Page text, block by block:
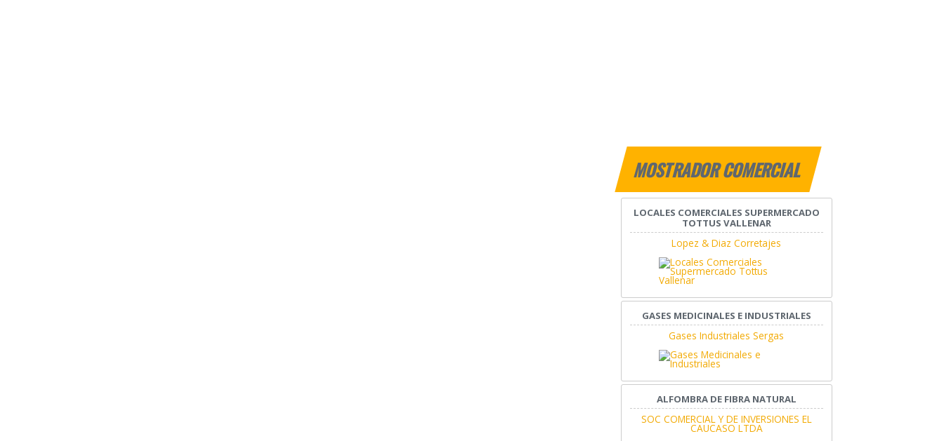
MOSTRADOR COMERCIAL
LOCALES COMERCIALES SUPERMERCADO
TOTTUS VALLENAR
Lopez & Diaz Corretajes
GASES MEDICINALES E INDUSTRIALES
Gases Industriales Sergas
ALFOMBRA DE FIBRA NATURAL
SOC COMERCIAL Y DE INVERSIONES EL
CAUCASO LTDA